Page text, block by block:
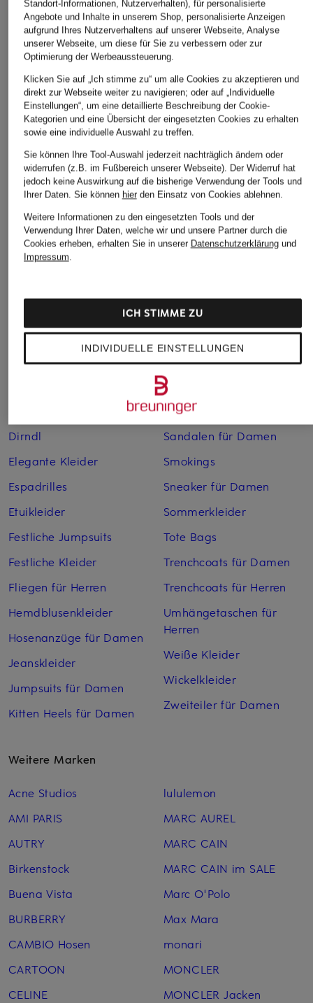
SMOOTH COMFORT
CHF 45
Ursprünglich:CHF 50
FEEL
CHF 30
SEXY
CHF 30
Weitere Kategorien
Abendkleider
Anzüge für Herren
Boleros für Damen
Brautschuhe
Cowboy Boots für Damen
Dirndl
Elegante Kleider
Espadrilles
Etuikleider
Festliche Jumpsuits
Festliche Kleider
Fliegen für Herren
Hemdblusenkleider
Hosenanzüge für Damen
Jeanskleider
Jumpsuits für Damen
Kitten Heels für Damen
Kleider
Leinenhosen für Herren
Leinenkleider
Maxikleider
Regenmäntel für Damen
Sakkos
Sandalen für Damen
Smokings
Sneaker für Damen
Sommerkleider
Tote Bags
Trenchcoats für Damen
Trenchcoats für Herren
Umhängetaschen für
Herren
Weiße Kleider
Wickelkleider
Zweiteiler für Damen
Weitere Marken
Acne Studios
AMI PARIS
AUTRY
Birkenstock
Buena Vista
BURBERRY
CAMBIO Hosen
CARTOON
CELINE
lululemon
MARC AUREL
MARC CAIN
MARC CAIN im SALE
Marc O'Polo
Max Mara
monari
MONCLER
MONCLER Jacken
Standort-Informationen, Nutzerverhalten), für personalisierte
Angebote und Inhalte in unserem Shop, personalisierte Anzeigen
aufgrund Ihres Nutzerverhaltens auf unserer Webseite, Analyse
unserer Webseite, um diese für Sie zu verbessern oder zur
Optimierung der Werbeaussteuerung.
Klicken Sie auf „Ich stimme zu“ um alle Cookies zu akzeptieren und
direkt zur Webseite weiter zu navigieren; oder auf „Individuelle
Einstellungen“, um eine detaillierte Beschreibung der Cookie-
Kategorien und eine Übersicht der eingesetzten Cookies zu erhalten
sowie eine individuelle Auswahl zu treffen.
Sie können Ihre Tool-Auswahl jederzeit nachträglich ändern oder
widerrufen (z.B. im Fußbereich unserer Webseite). Der Widerruf hat
jedoch keine Auswirkung auf die bisherige Verwendung der Tools und
Ihrer Daten. Sie können hierden Einsatz von Cookies ablehnen.
Weitere Informationen zu den eingesetzten Tools und der
Verwendung Ihrer Daten, welche wir und unsere Partner durch die
Cookies erheben, erhalten Sie in unserer Datenschutzerklärungund
Impressum.
INDIVIDUELLE EINSTELLUNGEN
ICH STIMME ZU